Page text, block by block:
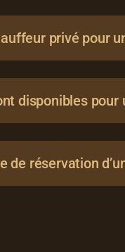
privé pour
disponibles pour
de réservation